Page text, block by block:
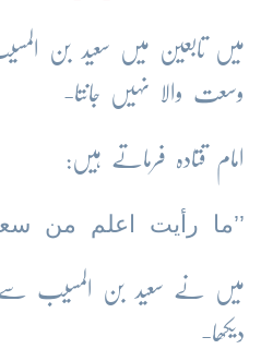
میں تابعین میں سعید بن
وسعت والا نہیں جانتا-
امام قتادہ فرماتے ہیں:
’’ما رأیت اعلم من
میں نے سعید بن المسیب سے
دیکھا-